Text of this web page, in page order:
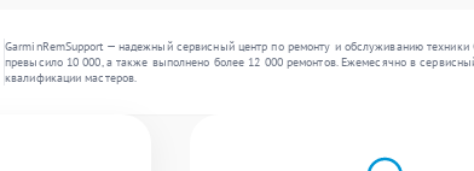
GarminRemSupport — надежный сервисный центр по ремонту и обслуживанию
превысило 10 000, а также выполнено более 12 000 ремонтов. Ежемесячно в
квалификации мастеров.